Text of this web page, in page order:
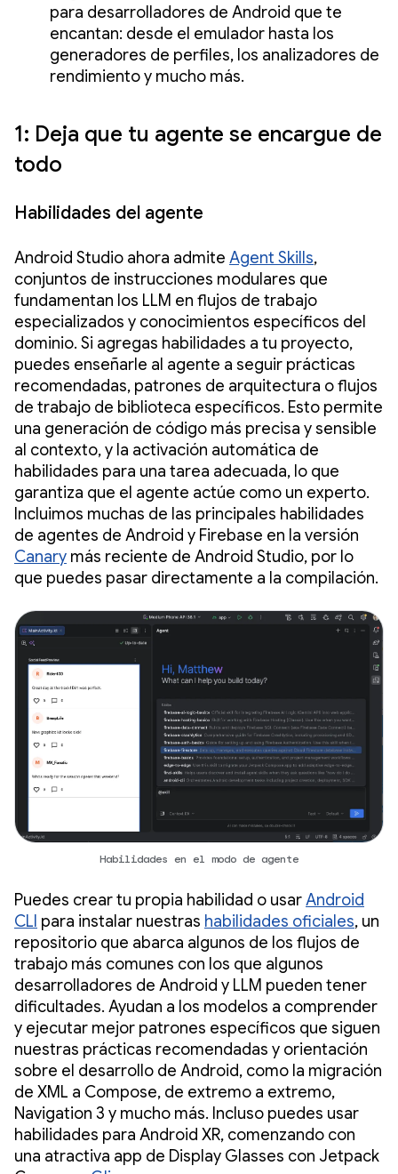
para desarrolladores de Android que te
encantan: desde el emulador hasta los
generadores de perfiles, los analizadores de
rendimiento y mucho más.
1: Deja que tu agente se encargue de
todo
Habilidades del agente
Android Studio ahora admite Agent Skills,
conjuntos de instrucciones modulares que
fundamentan los LLM en flujos de trabajo
especializados y conocimientos específicos del
dominio. Si agregas habilidades a tu proyecto,
puedes enseñarle al agente a seguir prácticas
recomendadas, patrones de arquitectura o flujos
de trabajo de biblioteca específicos. Esto permite
una generación de código más precisa y sensible
al contexto, y la activación automática de
habilidades para una tarea adecuada, lo que
garantiza que el agente actúe como un experto.
Incluimos muchas de las principales habilidades
de agentes de Android y Firebase en la versión
Canary más reciente de Android Studio, por lo
que puedes pasar directamente a la compilación.
Habilidades en el modo de agente
Puedes crear tu propia habilidad o usarAndroid
CLI para instalar nuestras habilidades oficiales, un
repositorio que abarca algunos de los flujos de
trabajo más comunes con los que algunos
desarrolladores de Android y LLM pueden tener
dificultades. Ayudan a los modelos a comprender
y ejecutar mejor patrones específicos que siguen
nuestras prácticas recomendadas y orientación
sobre el desarrollo de Android, como la migración
de XML a Compose, de extremo a extremo,
Navigation 3 y mucho más. Incluso puedes usar
habilidades para Android XR, comenzando con
una atractiva app de Display Glasses con Jetpack